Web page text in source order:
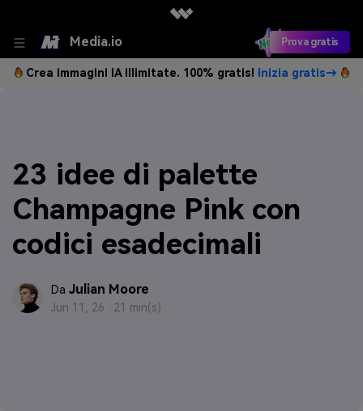
Media.io Prova gratis
Crea immagini IA illimitate. 100% gratis! Inizia gratis→
23 idee di palette
Champagne Pink con
codici esadecimali
Da Julian Moore
Jun 11, 26 · 21 min(s)